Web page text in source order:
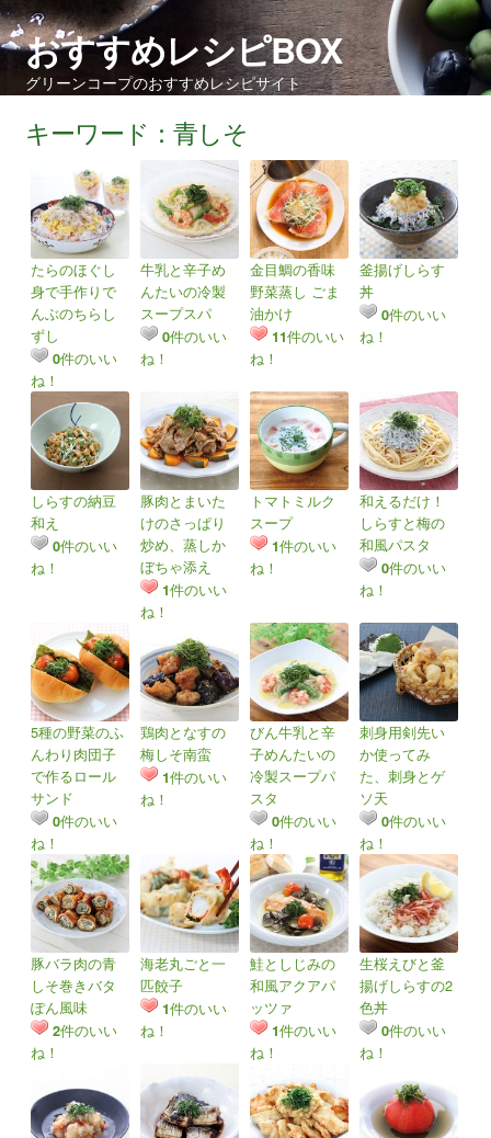
おすすめレシピBOX
グリーンコープのおすすめレシピサイト
キーワード：青しそ
たらのほぐし
身で手作りで
んぶのちらし
ずし
0件のいい
ね！
牛乳と辛子め
んたいの冷製
スープスパ
0件のいい
ね！
金目鯛の香味
野菜蒸し ごま
油かけ
11件のいい
ね！
釜揚げしらす
丼
0件のいい
ね！
しらすの納豆
和え
0件のいい
ね！
豚肉とまいた
けのさっぱり
炒め、蒸しか
ぼちゃ添え
1件のいい
ね！
トマトミルク
スープ
1件のいい
ね！
和えるだけ！
しらすと梅の
和風パスタ
0件のいい
ね！
5種の野菜のふ
んわり肉団子
で作るロール
サンド
0件のいい
ね！
鶏肉となすの
梅しそ南蛮
1件のいい
ね！
びん牛乳と辛
子めんたいの
冷製スープパ
スタ
0件のいい
ね！
刺身用剣先い
か使ってみ
た、刺身とゲ
ソ天
0件のいい
ね！
豚バラ肉の青
しそ巻きバタ
ぽん風味
2件のいい
ね！
海老丸ごと一
匹餃子
1件のいい
ね！
鮭としじみの
和風アクアパ
ッツァ
1件のいい
ね！
生桜えびと釜
揚げしらすの2
色丼
0件のいい
ね！